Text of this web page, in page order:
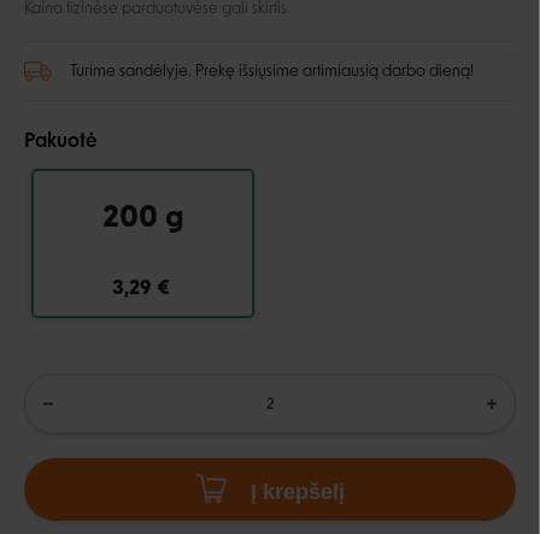
Kaina fizinėse parduotuvėse gali skirtis.
Turime sandėlyje. Prekę išsiųsime artimiausią darbo dieną!
Pakuotė
200 g
3,29 €
Į krepšelį